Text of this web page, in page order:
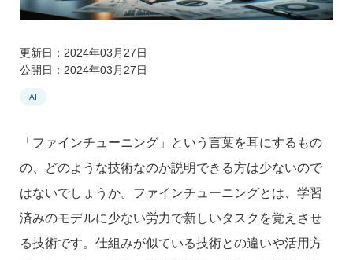
更新日：2024年03月27日
公開日：2024年03月27日
AI
「ファインチューニング」という言葉を耳にするもの
の、どのような技術なのか説明できる方は少ないので
はないでしょうか。ファインチューニングとは、学習
済みのモデルに少ない労力で新しいタスクを覚えさせ
る技術です。仕組みが似ている技術との違いや活用方